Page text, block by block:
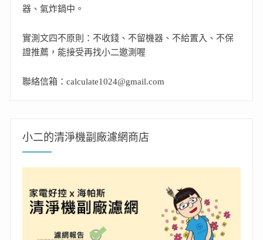
器、氣炸鍋中。
實測文四不原則：不收錢、不留機器、不給置入、不保
證推薦，能接受再找小二邀測喔
聯絡信箱：calculate1024@gmail.com
小二的清淨機副廠濾網商店